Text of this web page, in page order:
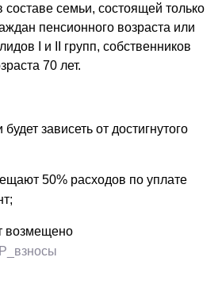
семьи, состоящей только
пенсионного возраста или
I и II групп, собственников
70 лет.
зависеть от достигнутого
50% расходов по уплате
возмещено